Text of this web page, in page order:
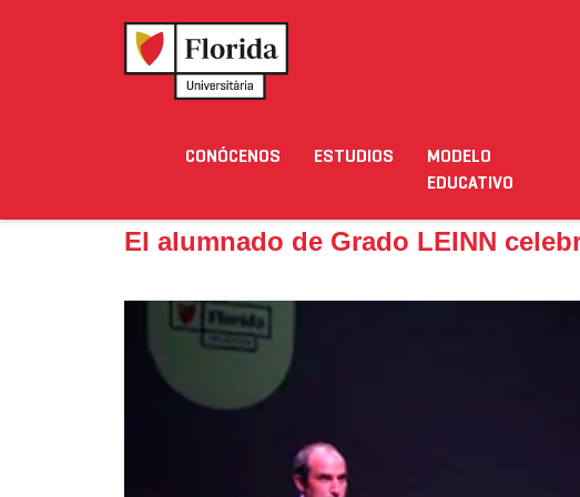
Noticias Eventos Blog Solicita Información
CONÓCENOS ESTUDIOS
MODELO
EDUCATIVO
El alumnado de Grado LEINN